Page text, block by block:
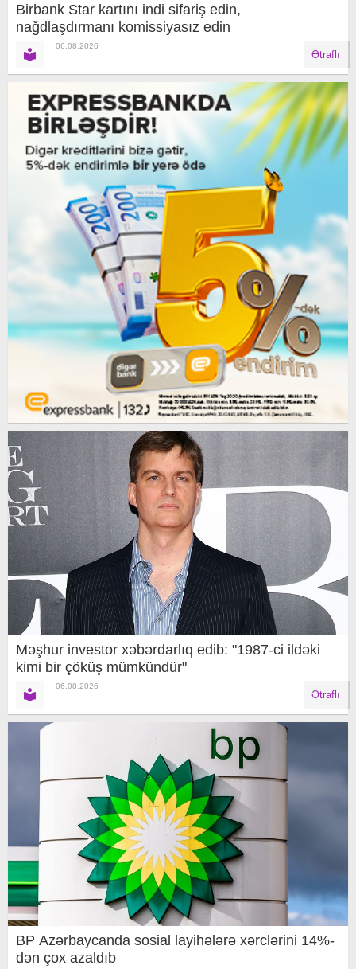
Birbank Star kartını indi sifariş edin,
nağdlaşdırmanı komissiyasız edin
06.08.2026
Ətraflı
Məşhur investor xəbərdarlıq edib: "1987-ci ildəki
kimi bir çöküş mümkündür"
06.08.2026
Ətraflı
BP Azərbaycanda sosial layihələrə xərclərini 14%-
dən çox azaldıb